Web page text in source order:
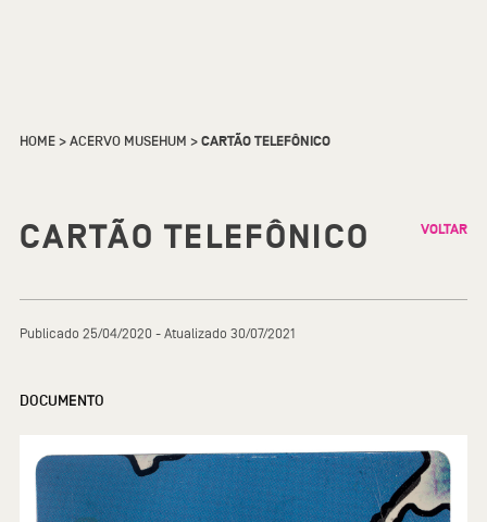
HOME>ACERVO MUSEHUM >CARTÃO TELEFÔNICO
CARTÃO TELEFÔNICO VOLTAR
Publicado 25/04/2020 - Atualizado 30/07/2021
DOCUMENTO